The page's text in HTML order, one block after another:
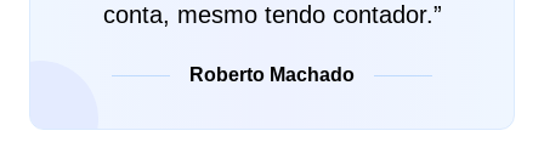
conta, mesmo tendo contador.”
Roberto Machado